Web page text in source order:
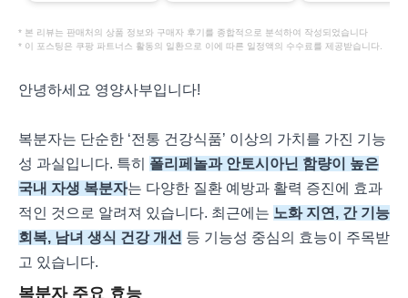
* 본 리뷰는 판매처의 상품 정보와 구매자 후기를 종합적으로 분석하여 작성되었습니다
* 이 포스팅은 쿠팡 파트너스 활동의 일환으로 이에 따른 일정액의 수수료를 제공받습니다.
안녕하세요 영양사부입니다!
복분자는 단순한 ‘전통 건강식품’ 이상의 가치를 가진 기능
성 과실입니다. 특히 폴리페놀과 안토시아닌 함량이 높은
국내 자생 복분자는 다양한 질환 예방과 활력 증진에 효과
적인 것으로 알려져 있습니다. 최근에는 노화 지연, 간 기능
회복, 남녀 생식 건강 개선 등 기능성 중심의 효능이 주목받
고 있습니다.
복분자 주요 효능